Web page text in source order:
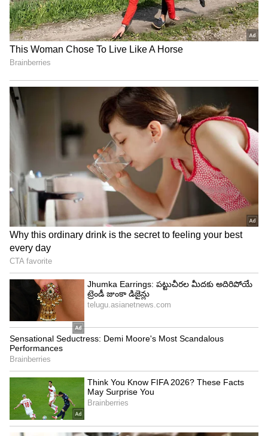
నాయుడు రూ.931 కోట్ల ఆస్తులతో దేశంలో రెండో అత్యంత
ధనిక సీఎంగా ఉన్నారు. ఉమ్మడి ఆంధ్ర ప్రదేశ్ కు రెండు
సార్లు, నవ్యాంధ్రకు రెండు సార్లు సీఎంగా చేశారు బాబు.
ప్రస్తుతం నాలుగో సారి ముఖ్యమంత్రి గా ఉన్నారు. దేశంలోనే
Image Credit :ANI
మూడో ప్లేస్ లో దళపతి